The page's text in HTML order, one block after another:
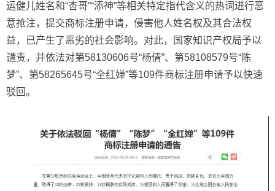
运健儿姓名和“杏哥”“添神”等相关特定指代含义的热词进行恶
意抢注，提交商标注册申请，侵害他人姓名权及其合法权
益，已产生了恶劣的社会影响。对此，国家知识产权局予以
谴责，并依法对第58130606号“杨倩”、第58108579号“陈
梦”、第58265645号“全红婵”等109件商标注册申请予以快速
驳回。